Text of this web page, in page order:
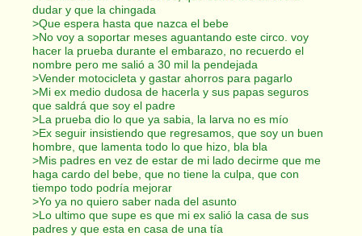
dudar y que la chingada
>Que espera hasta que nazca el bebe
>No voy a soportar meses aguantando este circo. voy
hacer la prueba durante el embarazo, no recuerdo el
nombre pero me salió a 30 mil la pendejada
>Vender motocicleta y gastar ahorros para pagarlo
>Mi ex medio dudosa de hacerla y sus papas seguros
que saldrá que soy el padre
>La prueba dio lo que ya sabia, la larva no es mío
>Ex seguir insistiendo que regresamos, que soy un buen
hombre, que lamenta todo lo que hizo, bla bla
>Mis padres en vez de estar de mi lado decirme que me
haga cardo del bebe, que no tiene la culpa, que con
tiempo todo podría mejorar
>Yo ya no quiero saber nada del asunto
>Lo ultimo que supe es que mi ex salió la casa de sus
padres y que esta en casa de una tía